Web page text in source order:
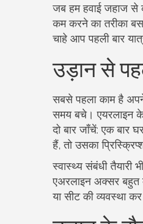
जब हम हवाई जहाज से
कम करने का तरीका
चाहे आप पहली बार
उड़ान से
सबसे पहला काम है
समय बचे। एयरलाइन
दो बार जाँचें: एक बार
हैं, तो उसका
स्वास्थ्य संबंधी तैयारी
एअरलाइन अक्सर बहुत
या सीट की व्यवस्था